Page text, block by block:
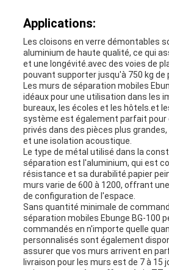
Applications:
Les cloisons en verre démontables
aluminium de haute qualité, ce qui
et une longévité.avec des voies de
pouvant supporter jusqu'à 750 kg de
Les murs de séparation mobiles
idéaux pour une utilisation dans les
bureaux, les écoles et les hôtels.et
système est également parfait pour
privés dans des pièces plus
et une isolation acoustique.
Le type de métal utilisé dans la
séparation est l'aluminium, qui est
résistance et sa durabilité.papier
murs varie de 600 à 1200, offrant
de configuration de l'espace.
Sans quantité minimale de
séparation mobiles Ebunge BG-100
commandés en n'importe quelle
personnalisés sont également
assurer que vos murs arrivent en
livraison pour les murs est de 7 à 15